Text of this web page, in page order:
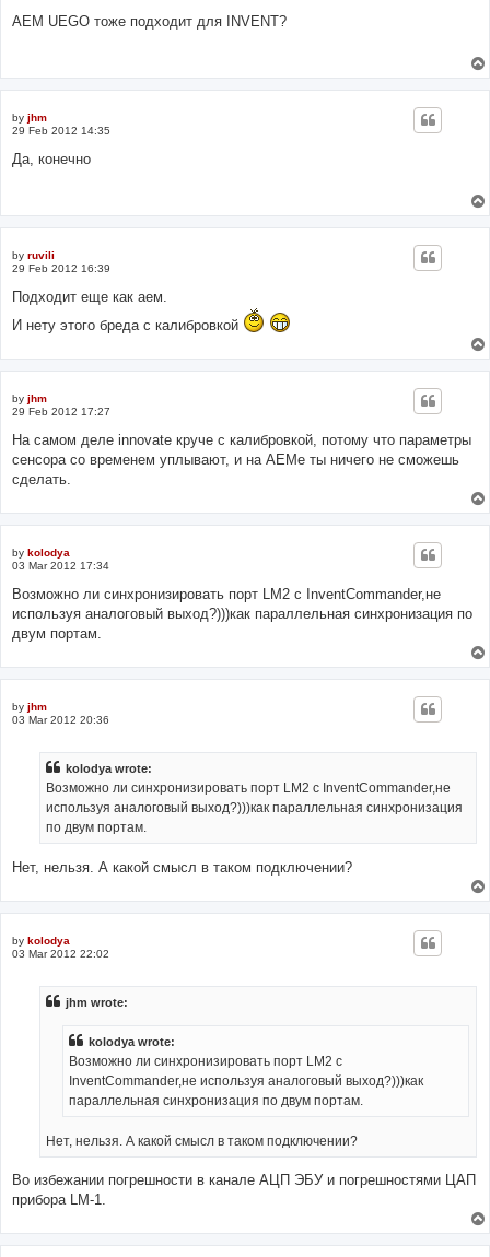
AEM UEGO тоже подходит для INVENT?
by jhm
29 Feb 2012 14:35
Да, конечно
by ruvili
29 Feb 2012 16:39
Подходит еще как аем.
И нету этого бреда с калибровкой
by jhm
29 Feb 2012 17:27
На самом деле innovate круче с калибровкой, потому что параметры
сенсора со временем уплывают, и на АЕМе ты ничего не сможешь
сделать.
by kolodya
03 Mar 2012 17:34
Возможно ли синхронизировать порт LM2 с InventCommander,не
используя аналоговый выход?)))как параллельная синхронизация по
двум портам.
by jhm
03 Mar 2012 20:36
kolodya wrote:
Возможно ли синхронизировать порт LM2 с InventCommander,не
используя аналоговый выход?)))как параллельная синхронизация
по двум портам.
Нет, нельзя. А какой смысл в таком подключении?
by kolodya
03 Mar 2012 22:02
jhm wrote:
kolodya wrote:
Возможно ли синхронизировать порт LM2 с
InventCommander,не используя аналоговый выход?)))как
параллельная синхронизация по двум портам.
Нет, нельзя. А какой смысл в таком подключении?
Во избежании погрешности в канале АЦП ЭБУ и погрешностями ЦАП
прибора LM-1.